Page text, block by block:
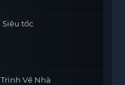
tốc
Về Nhà